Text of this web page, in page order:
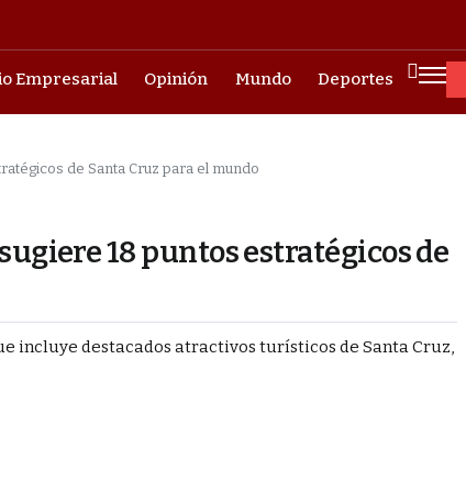
Empresarial Opinión Mundo Deportes
de Santa Cruz para el mundo
18 puntos estratégicos de
incluye destacados atractivos turísticos de Santa Cruz,